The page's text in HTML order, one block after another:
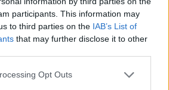
participants. This information may
to third parties on the IAB’s List of
that may further disclose it to other
app uses one or more Google
Opt Outs